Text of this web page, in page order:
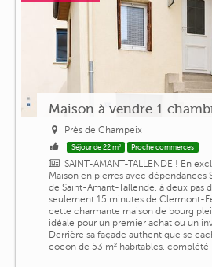
Maison à vendre 1
Près de Champeix
Séjour de 22 m² Proche commerces
SAINT-AMANT-TALLENDE ! En
Maison en pierres avec dépendances
de Saint-Amant-Tallende, à deux pas
seulement 15 minutes de Clermont-
cette charmante maison de bourg
idéale pour un premier achat ou un
Derrière sa façade authentique se
cocon de 53 m² habitables, complété